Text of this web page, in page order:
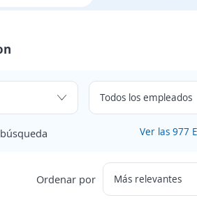
Ver las 977
Ordenar por